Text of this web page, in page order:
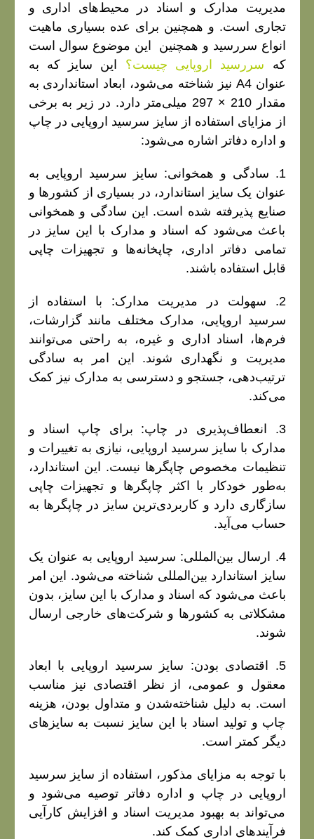
مدیریت مدارک و اسناد در محیط‌های اداری و
تجاری است. و همچنین برای عده بسیاری ماهیت
انواع سررسید و همچنین این موضوع سوال است
که سررسید اروپایی چیست؟
این سایز که به
عنوان A4 نیز شناخته می‌شود، ابعاد استانداردی به
مقدار 210 × 297 میلی‌متر دارد. در زیر به برخی
از مزایای استفاده از سایز سرسید اروپایی در چاپ
و اداره دفاتر اشاره می‌شود:
1. سادگی و همخوانی: سایز سرسید اروپایی به
عنوان یک سایز استاندارد، در بسیاری از کشورها و
صنایع پذیرفته شده است. این سادگی و همخوانی
باعث می‌شود که اسناد و مدارک با این سایز در
تمامی دفاتر اداری، چاپخانه‌ها و تجهیزات چاپی
قابل استفاده باشند.
2. سهولت در مدیریت مدارک: با استفاده از
سرسید اروپایی، مدارک مختلف مانند گزارشات،
فرم‌ها، اسناد اداری و غیره، به راحتی می‌توانند
مدیریت و نگهداری شوند. این امر به سادگی
ترتیب‌دهی، جستجو و دسترسی به مدارک نیز کمک
می‌کند.
3. انعطاف‌پذیری در چاپ: برای چاپ اسناد و
مدارک با سایز سرسید اروپایی، نیازی به تغییرات و
تنظیمات مخصوص چاپگرها نیست. این استاندارد،
به‌طور خودکار با اکثر چاپگرها و تجهیزات چاپی
سازگاری دارد و کاربردی‌ترین سایز در چاپگرها به
حساب می‌آید.
4. ارسال بین‌المللی: سرسید اروپایی به عنوان یک
سایز استاندارد بین‌المللی شناخته می‌شود. این امر
باعث می‌شود که اسناد و مدارک با این سایز، بدون
مشکلاتی به کشورها و شرکت‌های خارجی ارسال
شوند.
5. اقتصادی بودن: سایز سرسید اروپایی با ابعاد
معقول و عمومی، از نظر اقتصادی نیز مناسب
است. به دلیل شناخته‌شدن و متداول بودن، هزینه
چاپ و تولید اسناد با این سایز نسبت به سایزهای
دیگر کمتر است.
با توجه به مزایای مذکور، استفاده از سایز سرسید
اروپایی در چاپ و اداره دفاتر توصیه می‌شود و
می‌تواند به بهبود مدیریت اسناد و افزایش کارآیی
فرآیندهای اداری کمک کند.